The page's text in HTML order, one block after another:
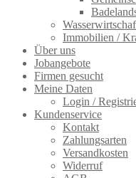
Immobilien /
Über uns
Jobangebote
Firmen gesucht
Meine Daten
Login /
Kundenservice
Kontakt
Zahlungsarten
Versandkosten
Widerruf